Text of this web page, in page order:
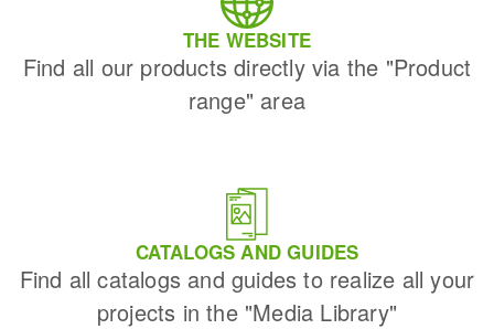
THE WEBSITE
Find all our products directly via the "Product
range" area
CATALOGS AND GUIDES
Find all catalogs and guides to realize all your
projects in the "Media Library"